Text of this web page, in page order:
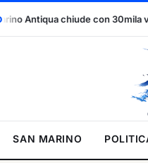
con 30mila visitatori:
SAN MARINO